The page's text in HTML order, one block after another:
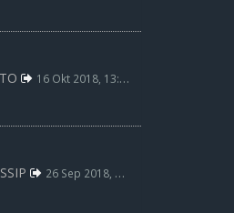
16 Okt 2018, 13:12
26 Sep 2018, 22:15